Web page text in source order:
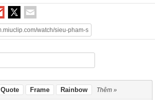
Quote Frame Rainbow Thêm »